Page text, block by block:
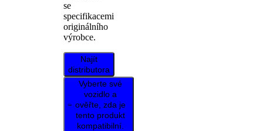
se
specifikacemi
originálního
výrobce.
Najít
distributora
Vyberte své
vozidlo a
ověřte, zda je
tento produkt
kompatibilní.